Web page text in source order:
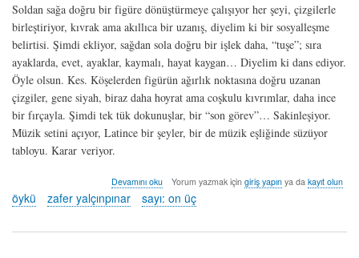
Soldan sağa doğru bir figüre dönüştürmeye çalışıyor her şeyi, çizgilerle
birleştiriyor, kıvrak ama akıllıca bir uzanış, diyelim ki bir sosyalleşme
belirtisi. Şimdi ekliyor, sağdan sola doğru bir işlek daha, “tuşe”; sıra
ayaklarda, evet, ayaklar, kaymalı, hayat kaygan… Diyelim ki dans ediyor.
Öyle olsun. Kes. Köşelerden figürün ağırlık noktasına doğru uzanan
çizgiler, gene siyah, biraz daha hoyrat ama coşkulu kıvrımlar, daha ince
bir fırçayla. Şimdi tek tük dokunuşlar, bir “son görev”… Sakinleşiyor.
Müzik setini açıyor, Latince bir şeyler, bir de müzik eşliğinde süzüyor
tabloyu. Karar veriyor.
Metroloji¹
zafer
hakkında
Devamını oku Yorum yazmak için giriş yapınya da kayıt olun
öykü zafer yalçınpınar sayı: on üç